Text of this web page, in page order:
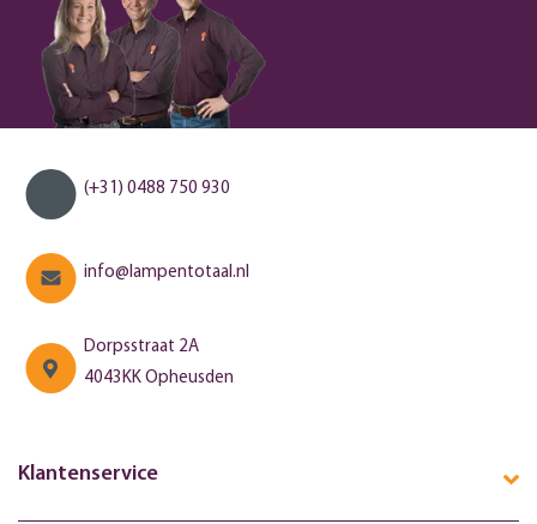
(+31) 0488 750 930
info@lampentotaal.nl
Dorpsstraat 2A
4043KK Opheusden
Klantenservice